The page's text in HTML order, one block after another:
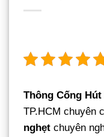
Thông Cống
TP.HCM chuyên
nghẹt chuyên